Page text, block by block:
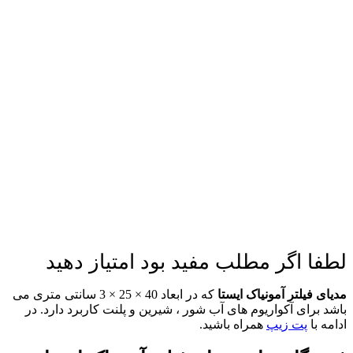
لطفا اگر مطلب مفید بود امتیاز دهید
مدیای فیلتر آمونیاک ایستا که در ابعاد
40 × 25 × 3 سانتی متری می
باشد برای آکواریوم های آب شور ، شیرین و پلنت کاربرد دارد. در
ادامه با پت زیپ همراه باشید.